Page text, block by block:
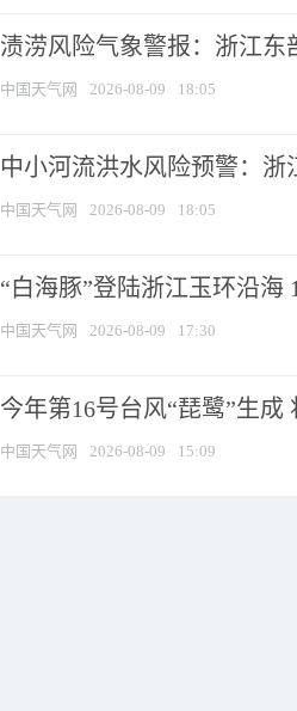
渍涝风险气象警报：浙江
中国天气网 2026-08-09 18:05
中小河流洪水风险预警：
中国天气网 2026-08-09 18:05
“白海豚”登陆浙江玉环沿海
中国天气网 2026-08-09 17:30
今年第16号台风“琵鹭”生
中国天气网 2026-08-09 15:09